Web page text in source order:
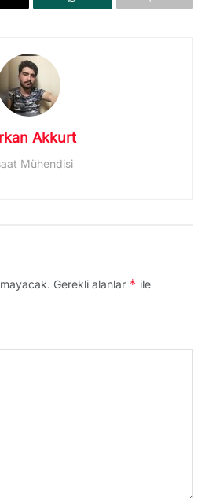
Akkurt
Mühendisi
Gerekli alanlar * ile